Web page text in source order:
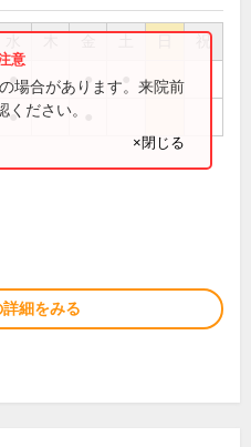
祝
● ●
●
場合があります。来院前
ださい。
×閉じる
細をみる